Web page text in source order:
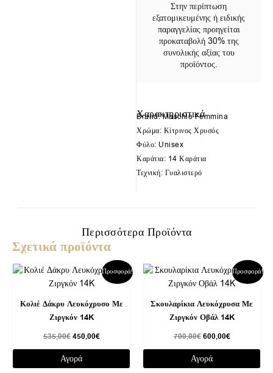
Στην περίπτωση
εξατομικευμένης ή ειδικής
παραγγελίας προηγείται
προκαταβολή 30% της
συνολικής αξίας του
προϊόντος.
Χαρακτηριστικά
Brand: Maschio Femmina
Χρώμα: Κίτρινος Χρυσός
Φύλο: Unisex
Καράτια: 14 Καράτια
Τεχνική: Γυαλιστερό
Περισσότερα Προϊόντα
Σχετικά προϊόντα
Προσφορά!
Κολιέ Δάκρυ Λευκόχρυσο Με
Ζιργκόν 14K
535,00€
Original
was:
450,00€
Η
τρέχουσα
450,00€.
Αγορά
Προσφορά!
Σκουλαρίκια Λευκόχρυσα Με
Ζιργκόν Οβάλ 14K
700,00€
Original
was:
600,00€
Η
τρέχουσα
τιμή
600,00€.
Αγορά